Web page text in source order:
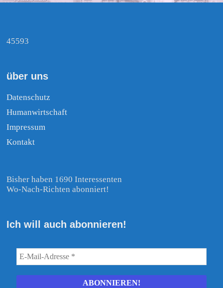
45593
über uns
Datenschutz
Humanwirtschaft
Impressum
Kontakt
Bisher haben 1690 Interessenten
Wo-Nach-Richten abonniert!
Ich will auch abonnieren!